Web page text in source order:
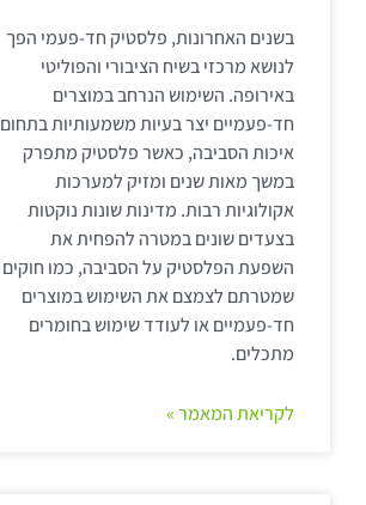
בשנים האחרונות, פלסטיק חד-פעמי הפך
לנושא מרכזי בשיח הציבורי והפוליטי
באירופה. השימוש הנרחב במוצרים
חד-פעמיים יצר בעיות משמעותיות בתחום
איכות הסביבה, כאשר פלסטיק מתפרק
במשך מאות שנים ומזיק למערכות
אקולוגיות רבות. מדינות שונות נוקטות
בצעדים שונים במטרה להפחית את
השפעת הפלסטיק על הסביבה, כמו חוקים
שמטרתם לצמצם את השימוש במוצרים
חד-פעמיים או לעודד שימוש בחומרים
מתכלים.
לקריאת המאמר »